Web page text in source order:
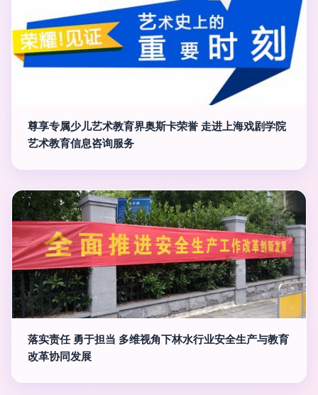
尊享专属少儿艺术教育界奥斯卡荣誉 走进上海戏剧学院
艺术教育信息咨询服务
落实责任 勇于担当 多维视角下林水行业安全生产与教育
改革协同发展